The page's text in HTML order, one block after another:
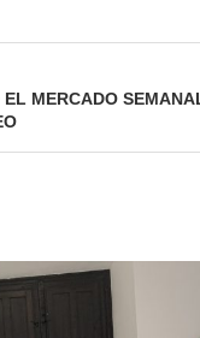
MERCADO